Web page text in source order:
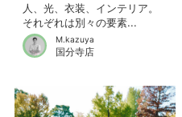
人、光、衣装、インテリア。
それぞれは別々の要素...
M.kazuya
国分寺店